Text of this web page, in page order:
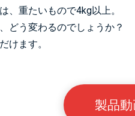
、重たいもので4kg以上。
どう変わるのでしょうか？
けます。
製品